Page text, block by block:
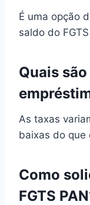
É uma opção
saldo do
Quais
As taxas
baixas do que
Como
FGTS